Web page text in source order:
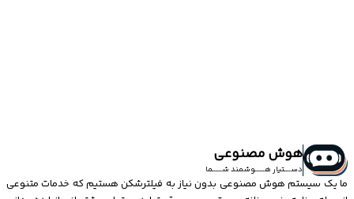
هوش مصنوعی
دســــتیار هــــــوشمند شــــــما
ما یک سیستم هوش مصنوعی بدون نیاز به فیلترشکن هستیم که خدمات متنوعی